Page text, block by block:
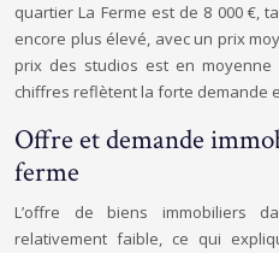
quartier La Ferme est de 8 000 €,
encore plus élevé, avec un prix
prix des studios est en
chiffres reflètent la forte demande
Offre et demande
ferme
L’offre de biens immobiliers
relativement faible, ce qui